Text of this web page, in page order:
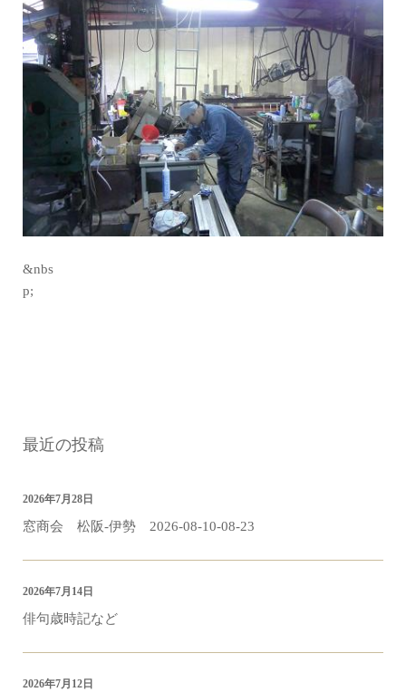
&nbs
p;
最近の投稿
窓商会 松阪-伊勢 2026-08-10-08-23
2026年7月28日
俳句歳時記など
2026年7月14日
2026年7月12日